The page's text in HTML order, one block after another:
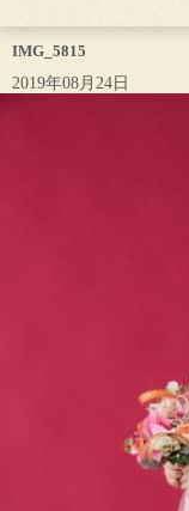
IMG_5815
2019年08月24日